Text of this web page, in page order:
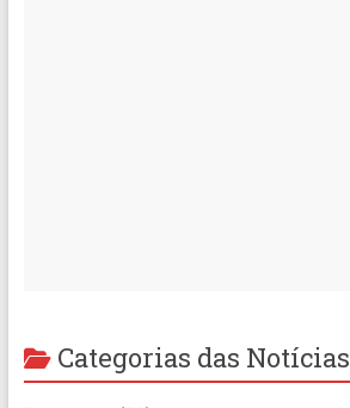
Categorias das Notícias